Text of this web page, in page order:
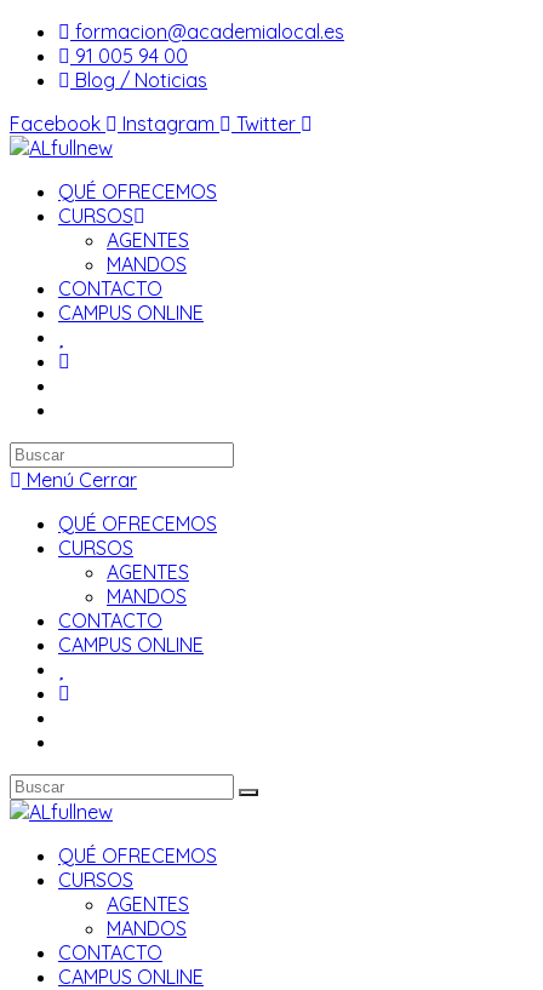
Saltar
contenido
formacion@academialocal.es
91 005 94 00
Blog / Noticias
Facebook
Instagram Twitter
QUÉ OFRECEMOS
CURSOS
AGENTES
MANDOS
CONTACTO
CAMPUS ONLINE
Buscar
en
web
Menú Cerrar
QUÉ OFRECEMOS
CURSOS
AGENTES
MANDOS
CONTACTO
CAMPUS ONLINE
QUÉ OFRECEMOS
CURSOS
AGENTES
MANDOS
CONTACTO
CAMPUS ONLINE